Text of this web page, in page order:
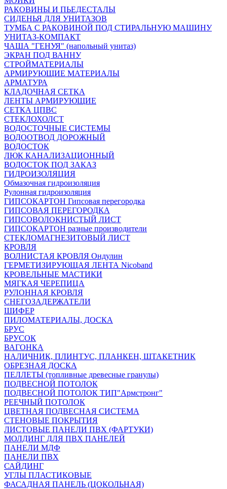
РАКОВИНЫ И ПЬЕДЕСТАЛЫ
СИДЕНЬЯ ДЛЯ УНИТАЗОВ
ТУМБА С РАКОВИНОЙ ПОД СТИРАЛЬНУЮ МАШИНУ
УНИТАЗ-КОМПАКТ
ЧАША "ГЕНУЯ" (напольный унитаз)
ЭКРАН ПОД ВАННУ
СТРОЙМАТЕРИАЛЫ
АРМИРУЮЩИЕ МАТЕРИАЛЫ
АРМАТУРА
КЛАДОЧНАЯ СЕТКА
ЛЕНТЫ АРМИРУЮЩИЕ
СЕТКА ЦПВС
СТЕКЛОХОЛСТ
ВОДОСТОЧНЫЕ СИСТЕМЫ
ВОДООТВОД ДОРОЖНЫЙ
ВОДОСТОК
ЛЮК КАНАЛИЗАЦИОННЫЙ
ВОДОСТОК ПОД ЗАКАЗ
ГИДРОИЗОЛЯЦИЯ
Обмазочная гидроизоляция
Рулонная гидроизоляция
ГИПСОКАРТОН Гипсовая перегородка
ГИПСОВАЯ ПЕРЕГОРОДКА
ГИПСОВОЛОКНИСТЫЙ ЛИСТ
ГИПСОКАРТОН разные производители
СТЕКЛОМАГНЕЗИТОВЫЙ ЛИСТ
КРОВЛЯ
ВОЛНИСТАЯ КРОВЛЯ Ондулин
ГЕРМЕТИЗИРУЮЩАЯ ЛЕНТА Nicoband
КРОВЕЛЬНЫЕ МАСТИКИ
МЯГКАЯ ЧЕРЕПИЦА
РУЛОННАЯ КРОВЛЯ
СНЕГОЗАДЕРЖАТЕЛИ
ШИФЕР
ПИЛОМАТЕРИАЛЫ, ДОСКА
БРУС
БРУСОК
ВАГОНКА
НАЛИЧНИК, ПЛИНТУС, ПЛАНКЕН, ШТАКЕТНИК
ОБРЕЗНАЯ ДОСКА
ПЕЛЛЕТЫ (топливные древесные гранулы)
ПОДВЕСНОЙ ПОТОЛОК
ПОДВЕСНОЙ ПОТОЛОК ТИП"Армстронг"
РЕЕЧНЫЙ ПОТОЛОК
ЦВЕТНАЯ ПОДВЕСНАЯ СИСТЕМА
СТЕНОВЫЕ ПОКРЫТИЯ
ЛИСТОВЫЕ ПАНЕЛИ ПВХ (ФАРТУКИ)
МОЛДИНГ ДЛЯ ПВХ ПАНЕЛЕЙ
ПАНЕЛИ МДФ
ПАНЕЛИ ПВХ
САЙДИНГ
УГЛЫ ПЛАСТИКОВЫЕ
ФАСАДНАЯ ПАНЕЛЬ (ЦОКОЛЬНАЯ)